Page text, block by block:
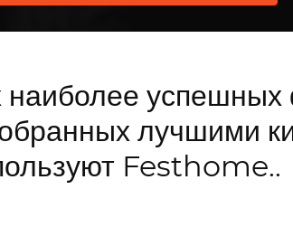
наиболее
лучшими
Festhome..